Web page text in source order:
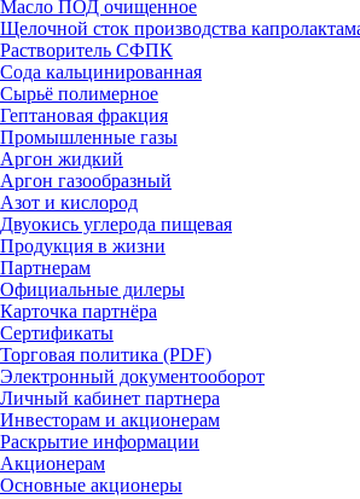
Масло ПОД очищенное
Щелочной сток производства
Растворитель СФПК
Сода кальцинированная
Сырьё полимерное
Гептановая фракция
Промышленные газы
Аргон жидкий
Аргон газообразный
Азот и кислород
Двуокись углерода пищевая
Продукция в жизни
Партнерам
Официальные дилеры
Карточка партнёра
Сертификаты
Торговая политика (PDF)
Электронный документооборот
Личный кабинет партнера
Инвесторам и акционерам
Раскрытие информации
Акционерам
Основные акционеры